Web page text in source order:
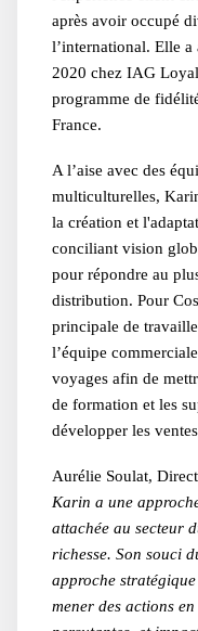
après avoir occupé
l’international. Elle a
2020 chez IAG
programme de
France.
A l’aise avec des
multiculturelles,
la création et
conciliant vision
pour répondre au
distribution. Pour
principale de
l’équipe
voyages afin de
de formation et les
développer les
Aurélie Soulat,
Karin a une
attachée au secteur
richesse. Son souci
approche
mener des actions